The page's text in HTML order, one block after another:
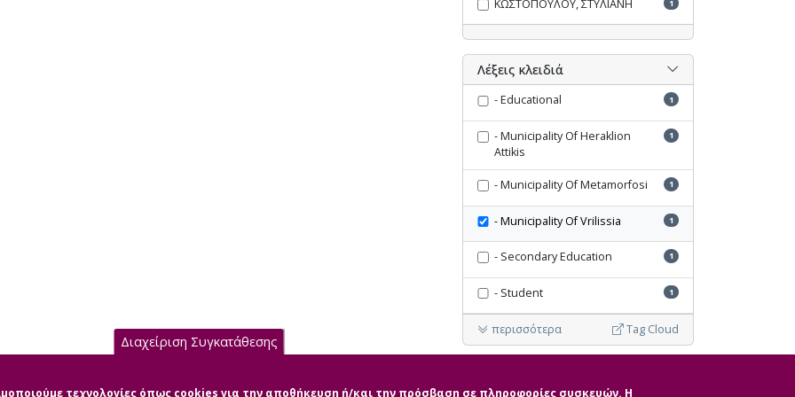
ΚΩΣΤΟΠΟΥΛΟΥ, ΣΤΥΛΙΑΝΗ 1
Λέξεις κλειδιά
- Educational 1
- Municipality Of Heraklion
Attikis
1
- Municipality Of Metamorfosi 1
- Municipality Of Vrilissia 1
- Secondary Education 1
- Student 1
περισσότερα Tag Cloud
Διαχείριση Συγκατάθεσης
τεχνολογίες όπως cookies για την αποθήκευση ή/και την πρόσβαση σε πληροφορίες συσκευών. Η